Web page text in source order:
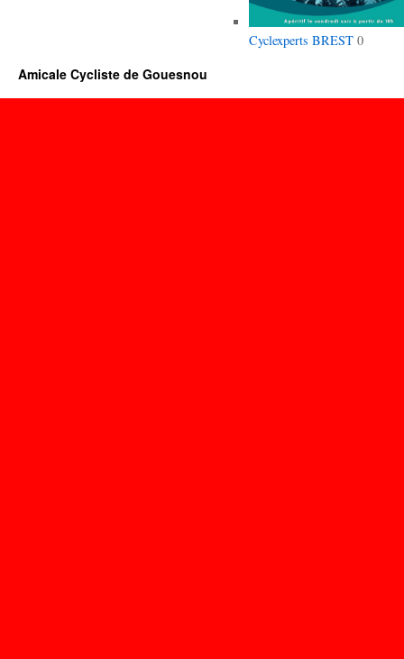
Cyclexperts BREST0
Amicale Cycliste de Gouesnou